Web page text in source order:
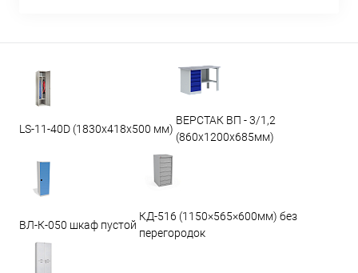
LS-11-40D (1830x418x500 мм)
ВЕРСТАК ВП - 3/1,2
(860х1200х685мм)
ВЛ-К-050 шкаф пустой
КД-516 (1150×565×600мм) без
перегородок